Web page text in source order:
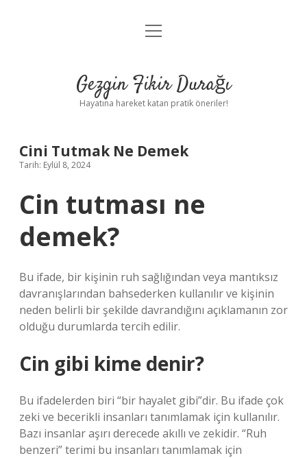
Anasayfa
Yasal Uyarı
menüyü
Gezgin Fikir Durağı
Hayatına hareket katan pratik öneriler!
Cini Tutmak Ne Demek
Tarih: Eylül 8, 2024
Cin tutması ne
demek?
Bu ifade, bir kişinin ruh sağlığından veya mantıksız
davranışlarından bahsederken kullanılır ve kişinin
neden belirli bir şekilde davrandığını açıklamanın zor
olduğu durumlarda tercih edilir.
Cin gibi kime denir?
Bu ifadelerden biri “bir hayalet gibi”dir. Bu ifade çok
zeki ve becerikli insanları tanımlamak için kullanılır.
Bazı insanlar aşırı derecede akıllı ve zekidir. “Ruh
benzeri” terimi bu insanları tanımlamak için